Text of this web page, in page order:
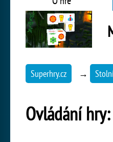
Superhry.cz →
Ovládání hry: